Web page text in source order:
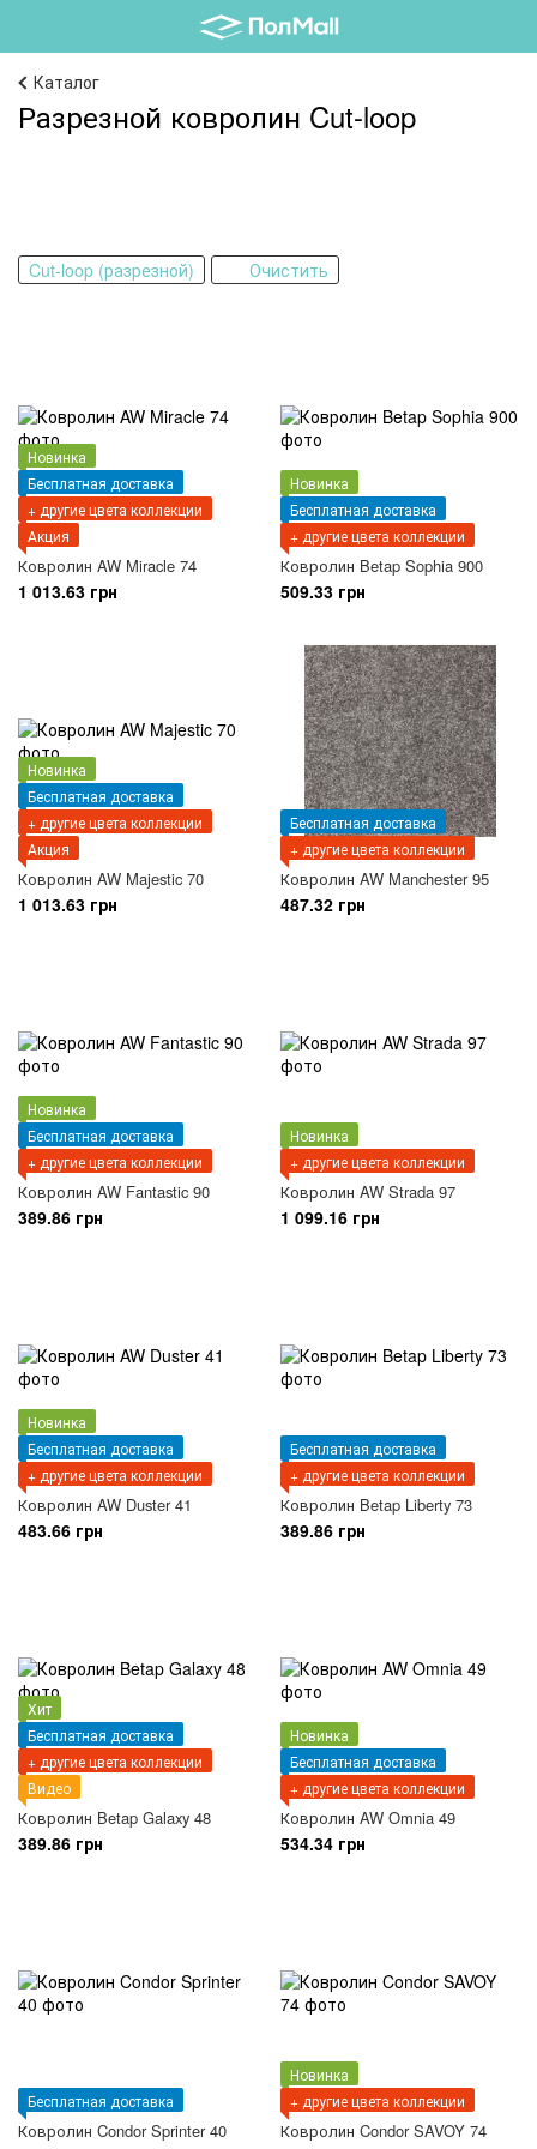
Каталог
Разрезной ковролин Cut-loop
Cut-loop (разрезной) Очистить
Новинка
Бесплатная доставка
+ другие цвета коллекции
Акция
Ковролин AW Miracle 74
1 013.63 грн
Новинка
Бесплатная доставка
+ другие цвета коллекции
Ковролин Betap Sophia 900
509.33 грн
Новинка
Бесплатная доставка
+ другие цвета коллекции
Акция
Ковролин AW Majestic 70
1 013.63 грн
Бесплатная доставка
+ другие цвета коллекции
Ковролин AW Manchester 95
487.32 грн
Новинка
Бесплатная доставка
+ другие цвета коллекции
Ковролин AW Fantastic 90
389.86 грн
Новинка
+ другие цвета коллекции
Ковролин AW Strada 97
1 099.16 грн
Новинка
Бесплатная доставка
+ другие цвета коллекции
Ковролин AW Duster 41
483.66 грн
Бесплатная доставка
+ другие цвета коллекции
Ковролин Betap Liberty 73
389.86 грн
Хит
Бесплатная доставка
+ другие цвета коллекции
Видео
Ковролин Betap Galaxy 48
389.86 грн
Новинка
Бесплатная доставка
+ другие цвета коллекции
Ковролин AW Omnia 49
534.34 грн
Бесплатная доставка
Ковролин Condor Sprinter 40
Новинка
+ другие цвета коллекции
Ковролин Condor SAVOY 74